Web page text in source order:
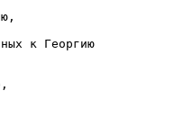
к Георгию